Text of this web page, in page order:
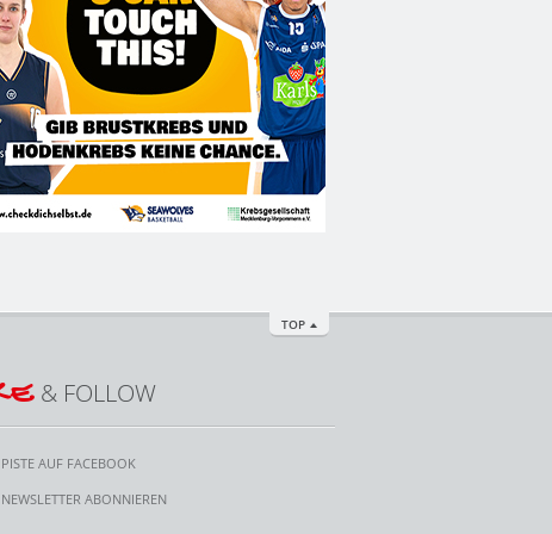
TOP
& FOLLOW
PISTE AUF FACEBOOK
NEWSLETTER ABONNIEREN